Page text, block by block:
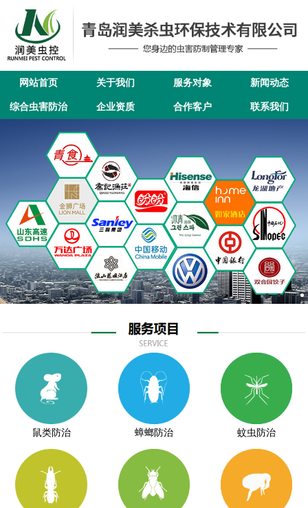
网站首页 关于我们 服务对象 新闻动态
综合虫害防治 企业资质 合作客户 联系我们
鼠类防治 蟑螂防治 蚊虫防治